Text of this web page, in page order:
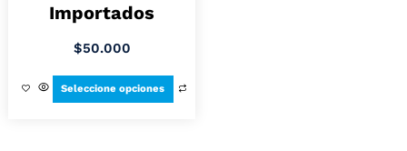
Importados
$50.000
Seleccione opciones